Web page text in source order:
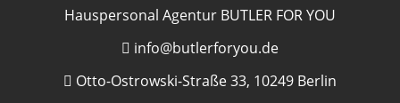
Hauspersonal Agentur BUTLER FOR YOU
info@butlerforyou.de
Otto-Ostrowski-Straße 33, 10249 Berlin